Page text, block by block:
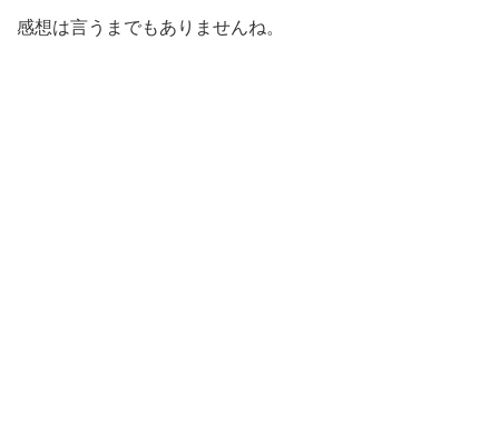
感想は言うまでもありませんね。